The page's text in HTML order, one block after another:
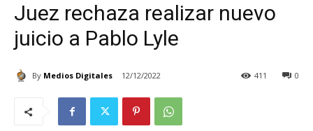
Juez rechaza realizar nuevo
juicio a Pablo Lyle
By Medios Digitales 12/12/2022 0
411